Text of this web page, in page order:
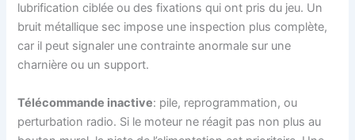
lubrification ciblée ou des fixations qui ont pris du jeu. Un
bruit métallique sec impose une inspection plus complète,
car il peut signaler une contrainte anormale sur une
charnière ou un support.
Télécommande inactive: pile, reprogrammation, ou
perturbation radio. Si le moteur ne réagit pas non plus au